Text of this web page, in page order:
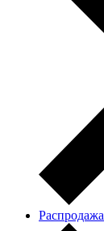
Распродажа